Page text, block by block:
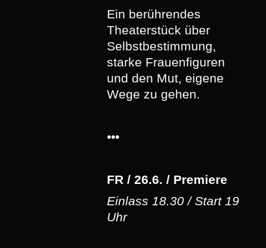
Ein berührendes
Theaterstück über
Selbstbestimmung,
starke Frauenfiguren
und den Mut, eigene
Wege zu gehen.
•••
FR / 26.6. / Premiere
Einlass 18.30 / Start 19
Uhr